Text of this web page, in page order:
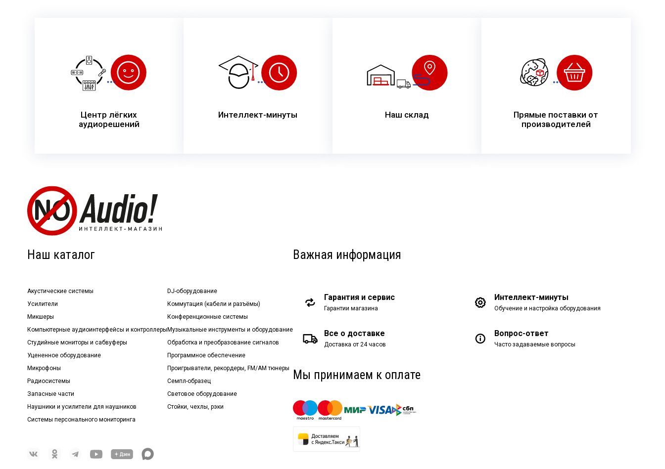
Центр лёгких
аудиорешений
Интеллект-минуты Наш склад
Прямые поставки от
производителей
Наш каталог
Акустические системы
Усилители
Микшеры
Компьютерные аудиоинтерфейсы и контроллеры
Студийные мониторы и сабвуферы
Уцененное оборудование
Микрофоны
Радиосистемы
Запасные части
Наушники и усилители для наушников
Системы персонального мониторинга
DJ-оборудование
Коммутация (кабели и разъёмы)
Конференционные системы
Музыкальные инструменты и оборудование
Обработка и преобразование сигналов
Программное обеспечение
Проигрыватели, рекордеры, FM/AM тюнеры
Семпл-образец
Световое оборудование
Стойки, чехлы, рэки
Важная информация
Гарантия и сервис
Гарантии магазина
Интеллект-минуты
Обучение и настройка оборудования
Все о доставке
Доставка от 24 часов
Вопрос-ответ
Часто задаваемые вопросы
Мы принимаем к оплате